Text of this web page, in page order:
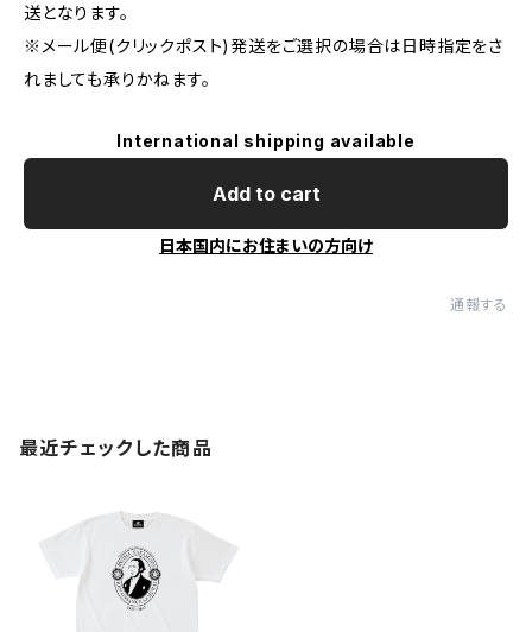
送となります。
※メール便(クリックポスト)発送をご選択の場合は日時指定をさ
れましても承りかねます。
International shipping available
Add to cart
日本国内にお住まいの方向け
通報する
最近チェックした商品